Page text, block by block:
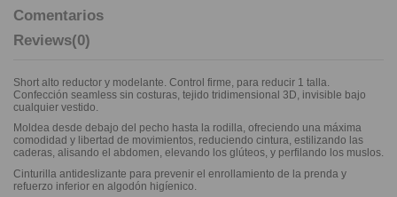
Comentarios
Reviews(0)
Short alto reductor y modelante. Control firme, para reducir 1 talla.
Confección seamless sin costuras, tejido tridimensional 3D, invisible bajo
cualquier vestido.
Moldea desde debajo del pecho hasta la rodilla, ofreciendo una máxima
comodidad y libertad de movimientos, reduciendo cintura, estilizando las
caderas, alisando el abdomen, elevando los glúteos, y perfilando los muslos.
Cinturilla antideslizante para prevenir el enrollamiento de la prenda y
refuerzo inferior en algodón higíenico.